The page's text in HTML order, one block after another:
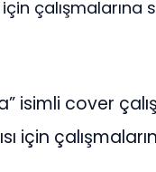
çalışmalarına
isimli cover
için